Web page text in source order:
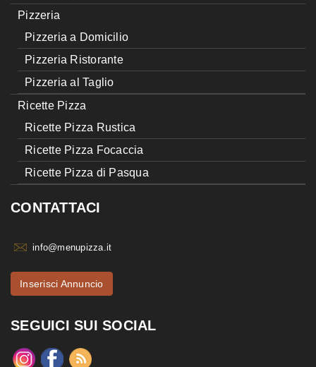
Pizzeria
Pizzeria a Domicilio
Pizzeria Ristorante
Pizzeria al Taglio
Ricette Pizza
Ricette Pizza Rustica
Ricette Pizza Focaccia
Ricette Pizza di Pasqua
CONTATTACI
info@menupizza.it
Inserisci Annuncio
SEGUICI SUI SOCIAL